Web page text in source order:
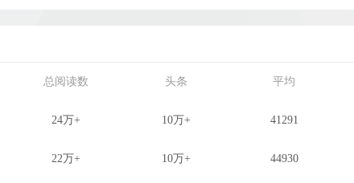
总阅读数 头条 平均
24万+ 10万+ 41291
22万+ 10万+ 44930